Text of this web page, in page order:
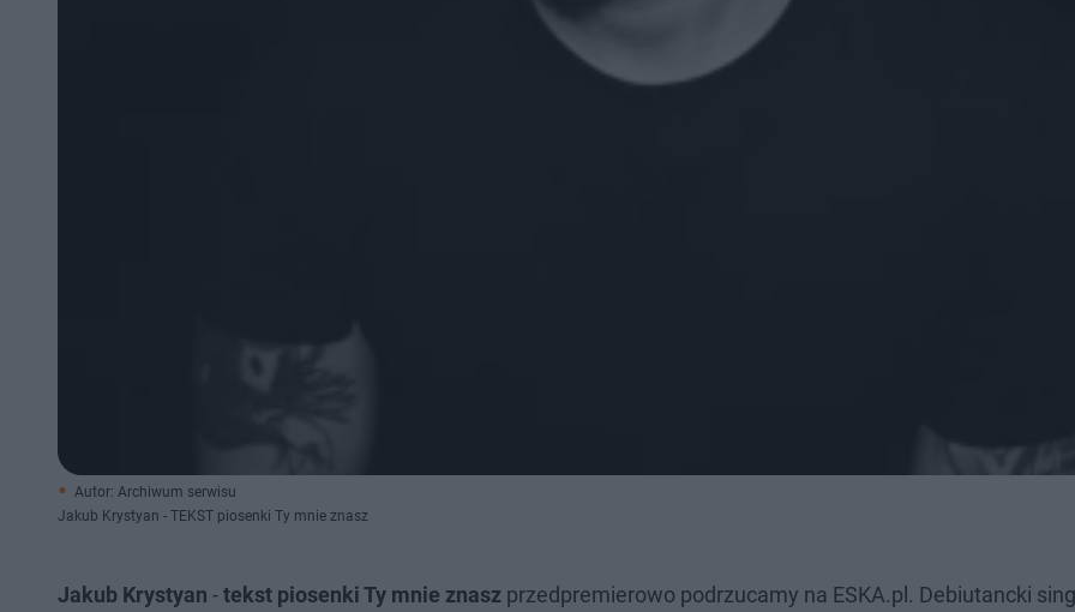
Autor: Archiwum serwisu
Jakub Krystyan - TEKST piosenki Ty mnie znasz
Jakub Krystyan -tekst piosenki Ty mnie znasz przedpremierowo podrzucamy na ESKA.pl. Debiutancki